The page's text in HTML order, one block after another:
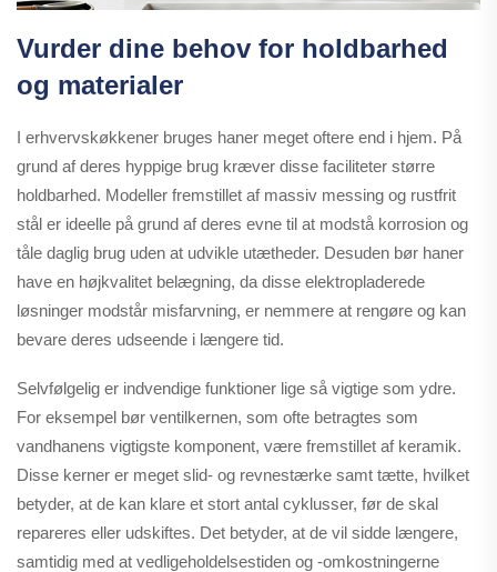
Vurder dine behov for holdbarhed
og materialer
I erhvervskøkkener bruges haner meget oftere end i hjem. På
grund af deres hyppige brug kræver disse faciliteter større
holdbarhed. Modeller fremstillet af massiv messing og rustfrit
stål er ideelle på grund af deres evne til at modstå korrosion og
tåle daglig brug uden at udvikle utætheder. Desuden bør haner
have en højkvalitet belægning, da disse elektropladerede
løsninger modstår misfarvning, er nemmere at rengøre og kan
bevare deres udseende i længere tid.
Selvfølgelig er indvendige funktioner lige så vigtige som ydre.
For eksempel bør ventilkernen, som ofte betragtes som
vandhanens vigtigste komponent, være fremstillet af keramik.
Disse kerner er meget slid- og revnestærke samt tætte, hvilket
betyder, at de kan klare et stort antal cyklusser, før de skal
repareres eller udskiftes. Det betyder, at de vil sidde længere,
samtidig med at vedligeholdelsestiden og -omkostningerne